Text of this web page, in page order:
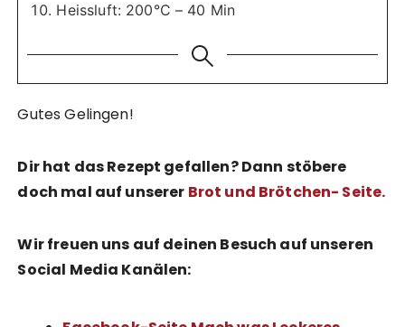
Heissluft: 200°C – 40 Min
Gutes Gelingen!
Dir hat das Rezept gefallen? Dann stöbere
doch mal auf unserer Brot und Brötchen- Seite.
Wir freuen uns auf deinen Besuch auf unseren
Social Media Kanälen: